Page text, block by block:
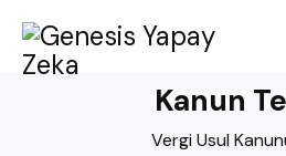
Kanun
Vergi Usul